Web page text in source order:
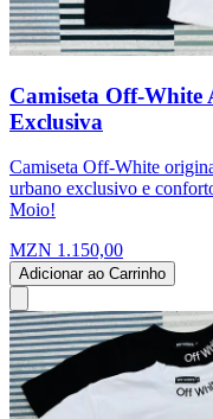
Camiseta Off-White
Exclusiva
Camiseta Off-White
urbano exclusivo e
Moio!
MZN 1.150,00
Adicionar ao Carrinho